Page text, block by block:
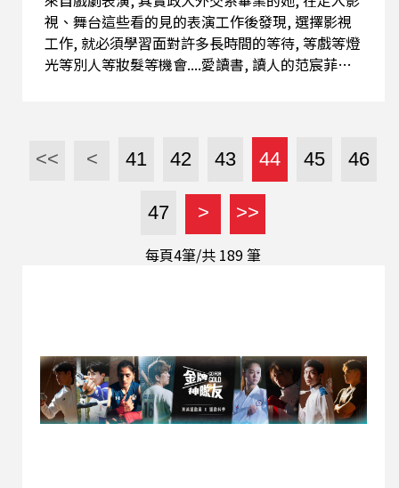
視、舞台這些看的見的表演工作後發現, 選擇影視
工作, 就必須學習面對許多長時間的等待, 等戲等燈
光等別人等妝髮等機會....愛讀書, 讀人的范宸菲誠
曲, 不過, 認真思考選擇母語創作, 反倒是進入影視
產業之後的決定 。 仍然用中文思考, 但手邊筆記的
每一個新鮮句子, 宸菲會請教身邊懂客語的朋友, 於
是一張創作專輯於焉成形 。 關於范宸菲 范宸菲在
2022年，以《國際橋牌社二》入圍第57屆金鐘獎
最佳女主角獎項, 除此之外她近期作品包含《和平
並於2022年底發行第一張客語全創作專輯《弄丟的
方法》。2020年至今，於「講客廣播電台」主持節
目《下夜書店》。
<< < 41 42 43 44 45 46
47 > >>
每頁4筆/共 189筆